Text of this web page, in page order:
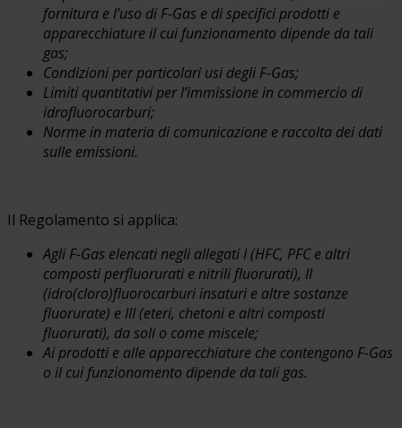
fornitura e l’uso di F-Gas e di specifici prodotti e
apparecchiature il cui funzionamento dipende da tali
gas;
Condizioni per particolari usi degli F-Gas;
Limiti quantitativi per l’immissione in commercio di
idrofluorocarburi;
Norme in materia di comunicazione e raccolta dei dati
sulle emissioni.
Il Regolamento si applica:
Agli F-Gas elencati negli allegati I (HFC, PFC e altri
composti perfluorurati e nitrili fluorurati), II
(idro(cloro)fluorocarburi insaturi e altre sostanze
fluorurate) e III (eteri, chetoni e altri composti
fluorurati), da soli o come miscele;
Ai prodotti e alle apparecchiature che contengono F-Gas
o il cui funzionamento dipende da tali gas.